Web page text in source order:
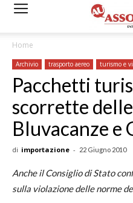
Home
Archivio trasporto aereo turismo e
Pacchetti
scorrette
Bluvacanze e
di importazione - 22 Giugno 2010
Anche il Consiglio di Stato
sulla violazione delle norme